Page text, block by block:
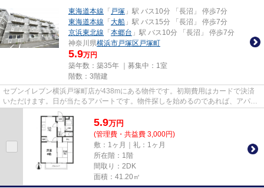
東海道本線 「 戸塚 」駅 バス10分 「長沼」 停歩7分
東海道本線 「 大船 」駅 バス15分 「長沼」 停歩7分
京浜東北線 「 本郷台 」駅 バス10分 「長沼」 停歩7分
神奈川県横浜市戸塚区 戸塚町
5.9万円
築年数：築35年 ｜募集中： 1室
階数：3階建
セブンイレブン横浜戸塚町店が438mにある物件です。初期費用はカードで決済
いただけます。日が当たるアパートです。物件探しを始めるのであれば、アパマ
ンメイトから始めませんか？お...
5.9万円
(管理費・共益費 3,000円)
敷：1ヶ月｜礼：1ヶ月
所在階：1階
間取り：2DK
面積：41.20㎡